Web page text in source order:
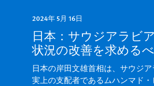
2024年 5月 16日
日本：サウジアラビ
状況の改善を求める
日本の岸田文雄首相は、サウジ
実上の支配者であるムハンマド